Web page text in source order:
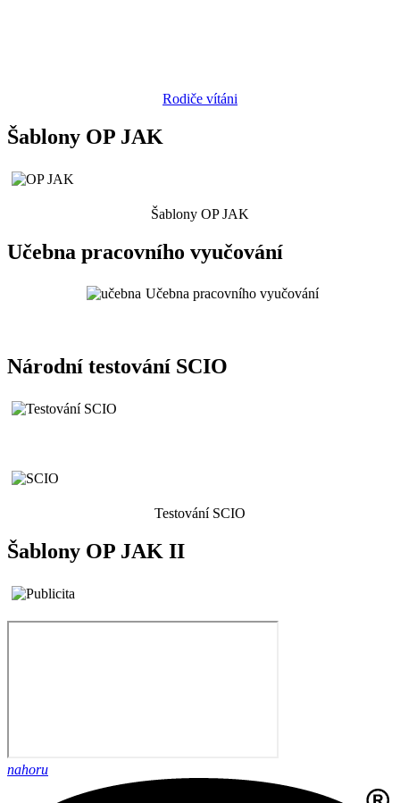
Rodiče vítáni
Šablony OP JAK
Šablony OP JAK
Učebna pracovního vyučování
Učebna pracovního vyučování
Národní testování SCIO
Testování SCIO
Šablony OP JAK II
nahoru